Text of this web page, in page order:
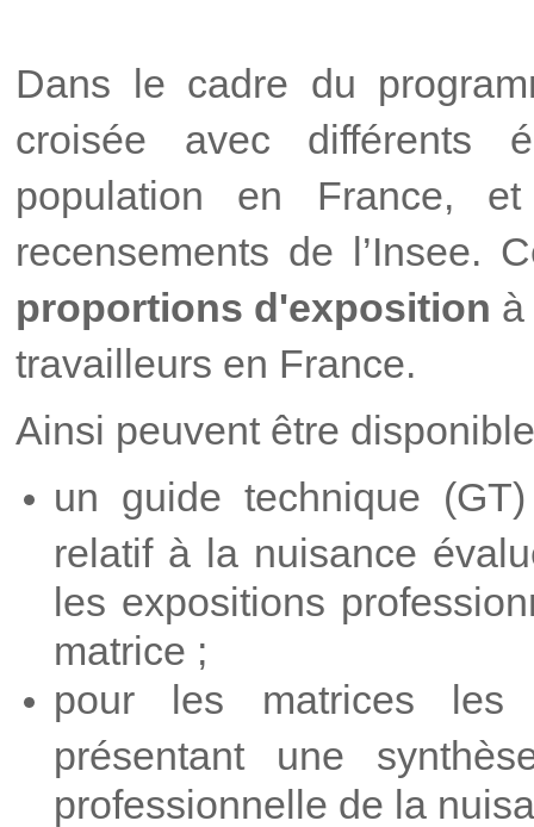
Dans le cadre du
croisée avec différents
population en France, et
recensements de l’Insee.
proportions d'exposition
travailleurs en France.
Ainsi peuvent être
un guide technique
relatif à la nuisance
les expositions
matrice ;
pour les matrices les
présentant une
professionnelle de la